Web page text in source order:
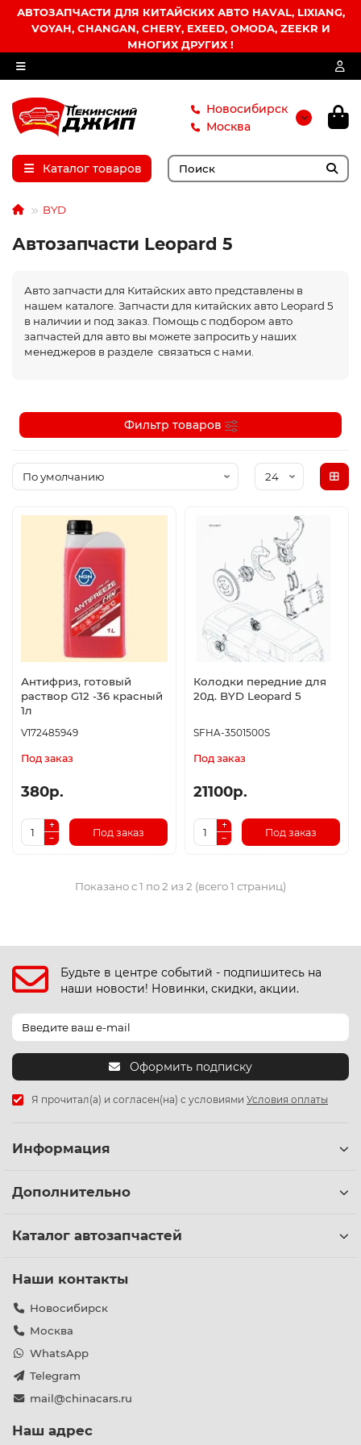
АВТОЗАПЧАСТИ ДЛЯ КИТАЙСКИХ АВТО HAVAL, LIXIANG,
VOYAH, CHANGAN, CHERY, EXEED, OMODA, ZEEKR И
МНОГИХ ДРУГИХ !
Новосибирск
Москва
Каталог товаров
BYD
Автозапчасти Leopard 5
Авто запчасти для Китайских авто представлены в
нашем каталоге. Запчасти для китайских авто Leopard 5
в наличии и под заказ. Помощь с подбором авто
запчастей для авто вы можете запросить у наших
менеджеров в разделе связаться с нами.
Фильтр товаров
Антифриз, готовый
раствор G12 -36 красный
1л
V172485949
Под заказ
380р.
Под заказ
Колодки передние для
20д. BYD Leopard 5
SFHA-3501500S
Под заказ
21100р.
Под заказ
Показано с 1 по 2 из 2 (всего 1 страниц)
Будьте в центре событий - подпишитесь на
наши новости! Новинки, скидки, акции.
Оформить подписку
Я прочитал(а) и согласен(на) с условиями Условия оплаты
Информация
Дополнительно
Каталог автозапчастей
Наши контакты
Новосибирск
Москва
WhatsApp
Telegram
mail@chinacars.ru
Наш адрес